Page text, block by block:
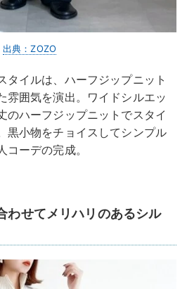
出典：ZOZO
タイルは、ハーフジップニット
雰囲気を演出。ワイドシルエッ
のハーフジップニットでスタイ
黒小物をチョイスしてシンプル
ーデの完成。
わせてメリハリのあるシル